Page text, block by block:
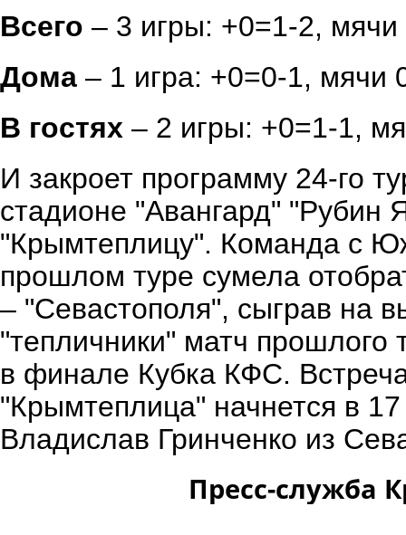
Всего – 3 игры: +0=1-2, мячи
Дома – 1 игра: +0=0-1, мячи
В гостях – 2 игры: +0=1-1,
И закроет программу 24-го
стадионе "Авангард" "Рубин
"Крымтеплицу". Команда с
прошлом туре сумела
– "Севастополя", сыграв на
"тепличники" матч прошлого
в финале Кубка КФС.
"Крымтеплица" начнется в
Владислав Гринченко из
Пресс-служба